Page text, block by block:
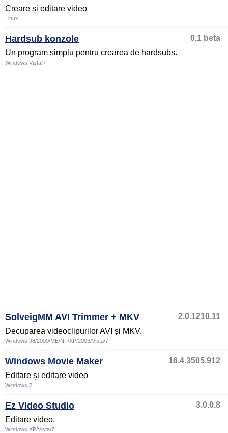
Creare și editare video
Linux
Hardsub konzole
0.1 beta
Un program simplu pentru crearea de hardsubs.
Windows Vista/7
SolveigMM AVI Trimmer + MKV
2.0.1210.11
Decuparea videoclipurilor AVI și MKV.
Windows 98/2000/ME/NT/XP/2003/Vista/7
Windows Movie Maker
16.4.3505.912
Editare și editare video
Windows 7
Ez Video Studio
3.0.0.8
Editare video.
Windows XP/Vista/7